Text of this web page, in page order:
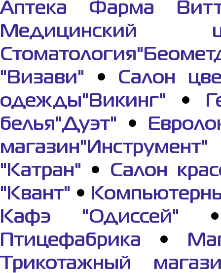
Аптека Фарма
Медицинский
"Визави" • Салон
одежды"Викинг" •
белья"Дуэт" •
магазин"Инструмент"
"Катран" • Салон
"Квант" •
Кафэ "Одиссей"
Птицефабрика •
Трикотажный